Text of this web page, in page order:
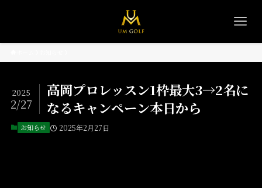
高岡プロレッスン1枠最大3→2名に
なるキャンペーン本日から
2025
2/27
お知らせ 2025年2月27日